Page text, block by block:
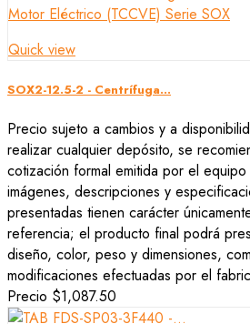
Quick view
SOX2-12.5-2 - Centrífuga...
Precio sujeto a cambios y a
realizar cualquier depósito, se
cotización formal emitida por el
imágenes, descripciones y
presentadas tienen carácter
referencia; el producto final podrá
diseño, color, peso y dimensiones,
modificaciones efectuadas por el
Precio $1,087.50